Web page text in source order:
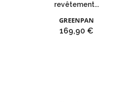
revêtement...
GREENPAN
Prix
169,90 €